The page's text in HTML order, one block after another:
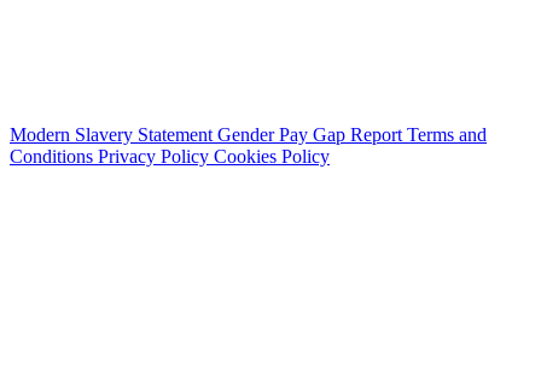
Modern Slavery Statement Gender Pay Gap Report Terms and
Conditions Privacy Policy Cookies Policy